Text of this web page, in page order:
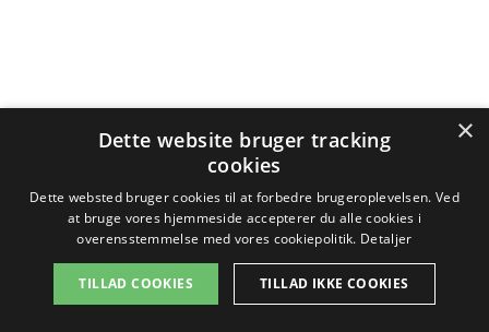
×
Dette website bruger tracking
cookies
Dette websted bruger cookies til at forbedre brugeroplevelsen. Ved
at bruge vores hjemmeside accepterer du alle cookies i
overensstemmelse med vores cookiepolitik. Detaljer
TILLAD COOKIES TILLAD IKKE COOKIES